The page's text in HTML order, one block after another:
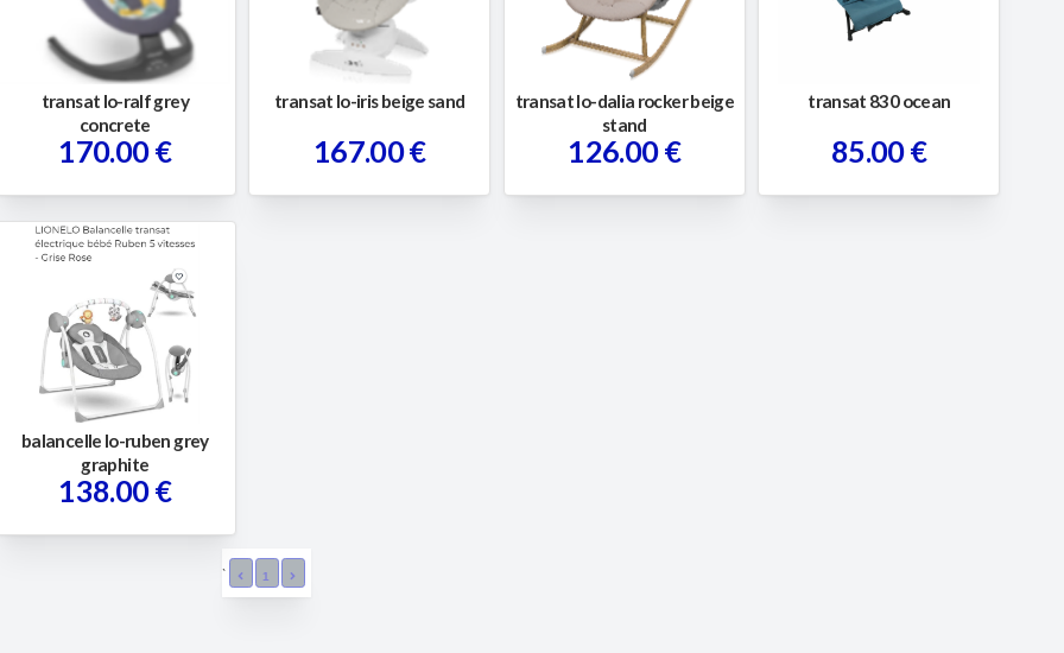
transat lo-ralf grey
concrete
170.00 €
transat lo-iris beige sand
167.00 €
transat lo-dalia rocker beige
stand
126.00 €
transat 830 ocean
85.00 €
balancelle lo-ruben grey
graphite
138.00 €
` 1